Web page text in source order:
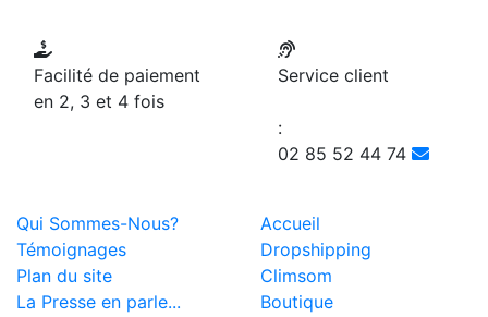
Facilité de paiement
en 2, 3 et 4 fois
Service client
:
02 85 52 44 74
Qui Sommes-Nous?
Accueil
Témoignages
Dropshipping
Plan du site
Climsom
La Presse en parle...
Boutique